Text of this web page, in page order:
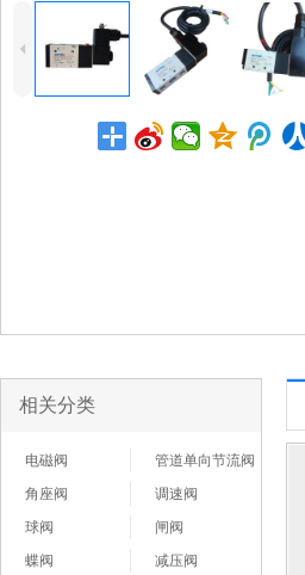
4
相关分类
电磁阀
管道单向节流阀
角座阀
调速阀
球阀
闸阀
蝶阀
减压阀